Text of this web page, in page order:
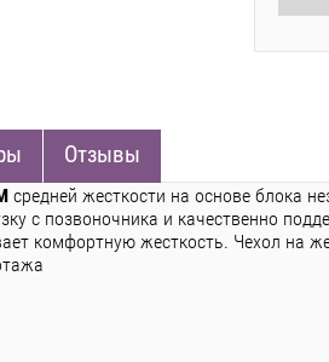
Отзывы
средней жесткости на основе блока
с позвоночника и качественно
комфортную жесткость. Чехол на